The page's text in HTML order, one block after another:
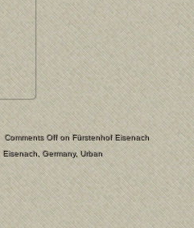
Comments Offon Fürstenhof Eisenach
Eisenach,Germany,Urban